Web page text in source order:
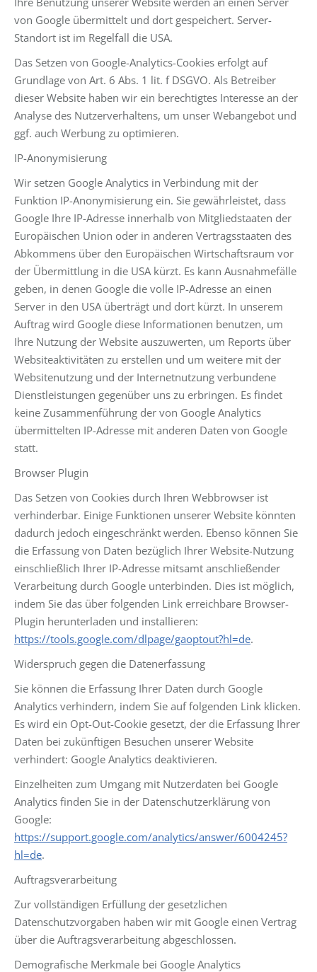
von Google übermittelt und dort gespeichert. Server-
Standort ist im Regelfall die USA.
Das Setzen von Google-Analytics-Cookies erfolgt auf
Grundlage von Art. 6 Abs. 1 lit. f DSGVO. Als Betreiber
dieser Website haben wir ein berechtigtes Interesse an der
Analyse des Nutzerverhaltens, um unser Webangebot und
ggf. auch Werbung zu optimieren.
IP-Anonymisierung
Wir setzen Google Analytics in Verbindung mit der
Funktion IP-Anonymisierung ein. Sie gewährleistet, dass
Google Ihre IP-Adresse innerhalb von Mitgliedstaaten der
Europäischen Union oder in anderen Vertragsstaaten des
Abkommens über den Europäischen Wirtschaftsraum vor
der Übermittlung in die USA kürzt. Es kann Ausnahmefälle
geben, in denen Google die volle IP-Adresse an einen
Server in den USA überträgt und dort kürzt. In unserem
Auftrag wird Google diese Informationen benutzen, um
Ihre Nutzung der Website auszuwerten, um Reports über
Websiteaktivitäten zu erstellen und um weitere mit der
Websitenutzung und der Internetnutzung verbundene
Dienstleistungen gegenüber uns zu erbringen. Es findet
keine Zusammenführung der von Google Analytics
übermittelten IP-Adresse mit anderen Daten von Google
statt.
Browser Plugin
Das Setzen von Cookies durch Ihren Webbrowser ist
verhinderbar. Einige Funktionen unserer Website könnten
dadurch jedoch eingeschränkt werden. Ebenso können Sie
die Erfassung von Daten bezüglich Ihrer Website-Nutzung
einschließlich Ihrer IP-Adresse mitsamt anschließender
Verarbeitung durch Google unterbinden. Dies ist möglich,
indem Sie das über folgenden Link erreichbare Browser-
Plugin herunterladen und installieren:
https://tools.google.com/dlpage/gaoptout?hl=de.
Widerspruch gegen die Datenerfassung
Sie können die Erfassung Ihrer Daten durch Google
Analytics verhindern, indem Sie auf folgenden Link klicken.
Es wird ein Opt-Out-Cookie gesetzt, der die Erfassung Ihrer
Daten bei zukünftigen Besuchen unserer Website
verhindert: Google Analytics deaktivieren.
Einzelheiten zum Umgang mit Nutzerdaten bei Google
Analytics finden Sie in der Datenschutzerklärung von
Google:
https://support.google.com/analytics/answer/6004245?
hl=de.
Auftragsverarbeitung
Zur vollständigen Erfüllung der gesetzlichen
Datenschutzvorgaben haben wir mit Google einen Vertrag
über die Auftragsverarbeitung abgeschlossen.
Demografische Merkmale bei Google Analytics